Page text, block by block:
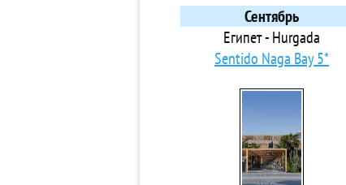
Соргун
Ташлыбурун
Текирова
Учкумтепеси
Сентябрь
Египет - Hurgada
Sentido Naga Bay 5*